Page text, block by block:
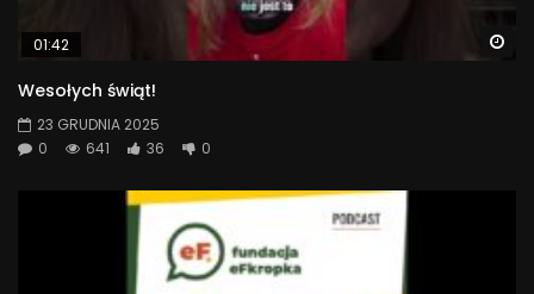
01:42
Wesołych świąt!
23 GRUDNIA 2025
0
641 36 0